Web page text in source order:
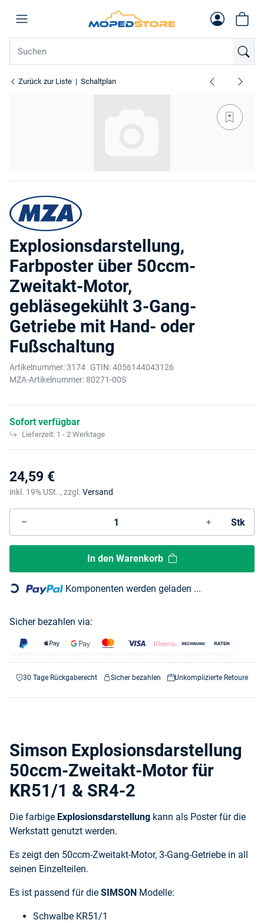
Zurück zur Liste Schaltplan
Explosionsdarstellung,
Farbposter über 50ccm-
Zweitakt-Motor,
gebläsegekühlt 3-Gang-
Getriebe mit Hand- oder
Fußschaltung
Artikelnummer:3174 GTIN:4056144043126
MZA-Artikelnummer: 80271-00S
Sofort verfügbar
Lieferzeit: 1 - 2 Werktage
24,59 €
inkl. 19% USt. , zzgl. Versand
Stk
In den Warenkorb
Loading... Komponenten werden geladen ...
Sicher bezahlen via:
30 Tage Rückgaberecht Sicher bezahlen Unkomplizierte Retoure
Simson Explosionsdarstellung
50ccm-Zweitakt-Motor für
KR51/1 & SR4-2
Die farbige Explosionsdarstellung kann als Poster für die
Werkstatt genutzt werden.
Es zeigt den 50ccm-Zweitakt-Motor, 3-Gang-Getriebe in all
seinen Einzelteilen.
Es ist passend für die SIMSON Modelle:
Schwalbe KR51/1